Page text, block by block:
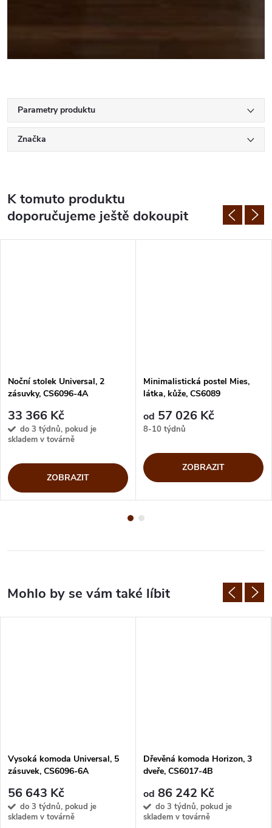
Parametry produktu
Značka
K tomuto produktu
doporučujeme ještě dokoupit
Noční stolek Universal, 2
zásuvky, CS6096-4A
33 366 Kč
do 3 týdnů, pokud je
skladem v továrně
ZOBRAZIT
Minimalistická postel Mies,
látka, kůže, CS6089
od 57 026 Kč
8-10 týdnů
ZOBRAZIT
Vysoká komoda Universal, 5
zásuvek, CS6096-6A
56 643 Kč
do 3 týdnů, pokud je
skladem v továrně
Dřevěná komoda Horizon, 3
dveře, CS6017-4B
od 86 242 Kč
do 3 týdnů, pokud je
skladem v továrně